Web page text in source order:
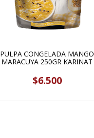
PULPA CONGELADA MANGO
MARACUYA 250GR KARINAT
$6.500